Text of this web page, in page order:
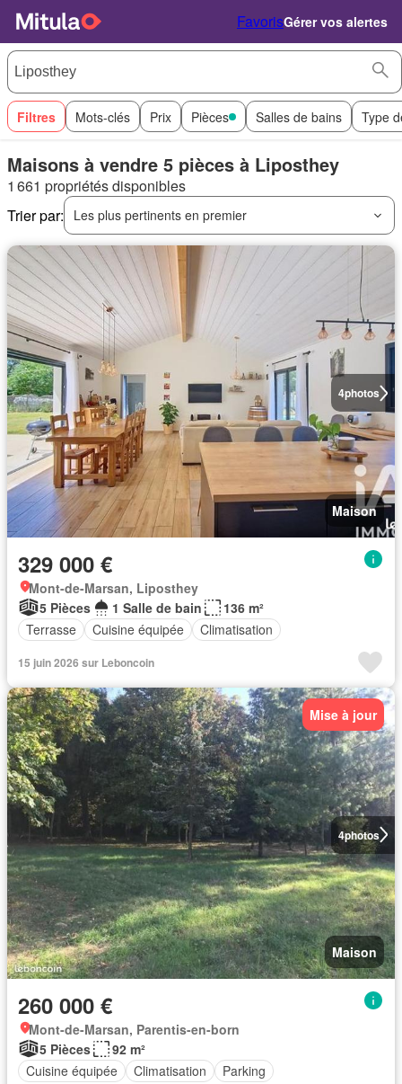
FavorisGérer vos alertes
Filtres Mots-clés Prix Pièces Salles de bains Type
Maisons à vendre 5 pièces à Liposthey
1 661 propriétés disponibles
Trier par:
Les plus pertinents en premier
4photos
Maison
329 000 €
Mont-de-Marsan, Liposthey
5 Pièces
1 Salle de bain
136 m²
Terrasse
Cuisine équipée Climatisation
15 juin 2026 sur Leboncoin
4photos
Mise à jour
Maison
260 000 €
Mont-de-Marsan, Parentis-en-born
5 Pièces
92 m²
Cuisine équipée
Climatisation Parking